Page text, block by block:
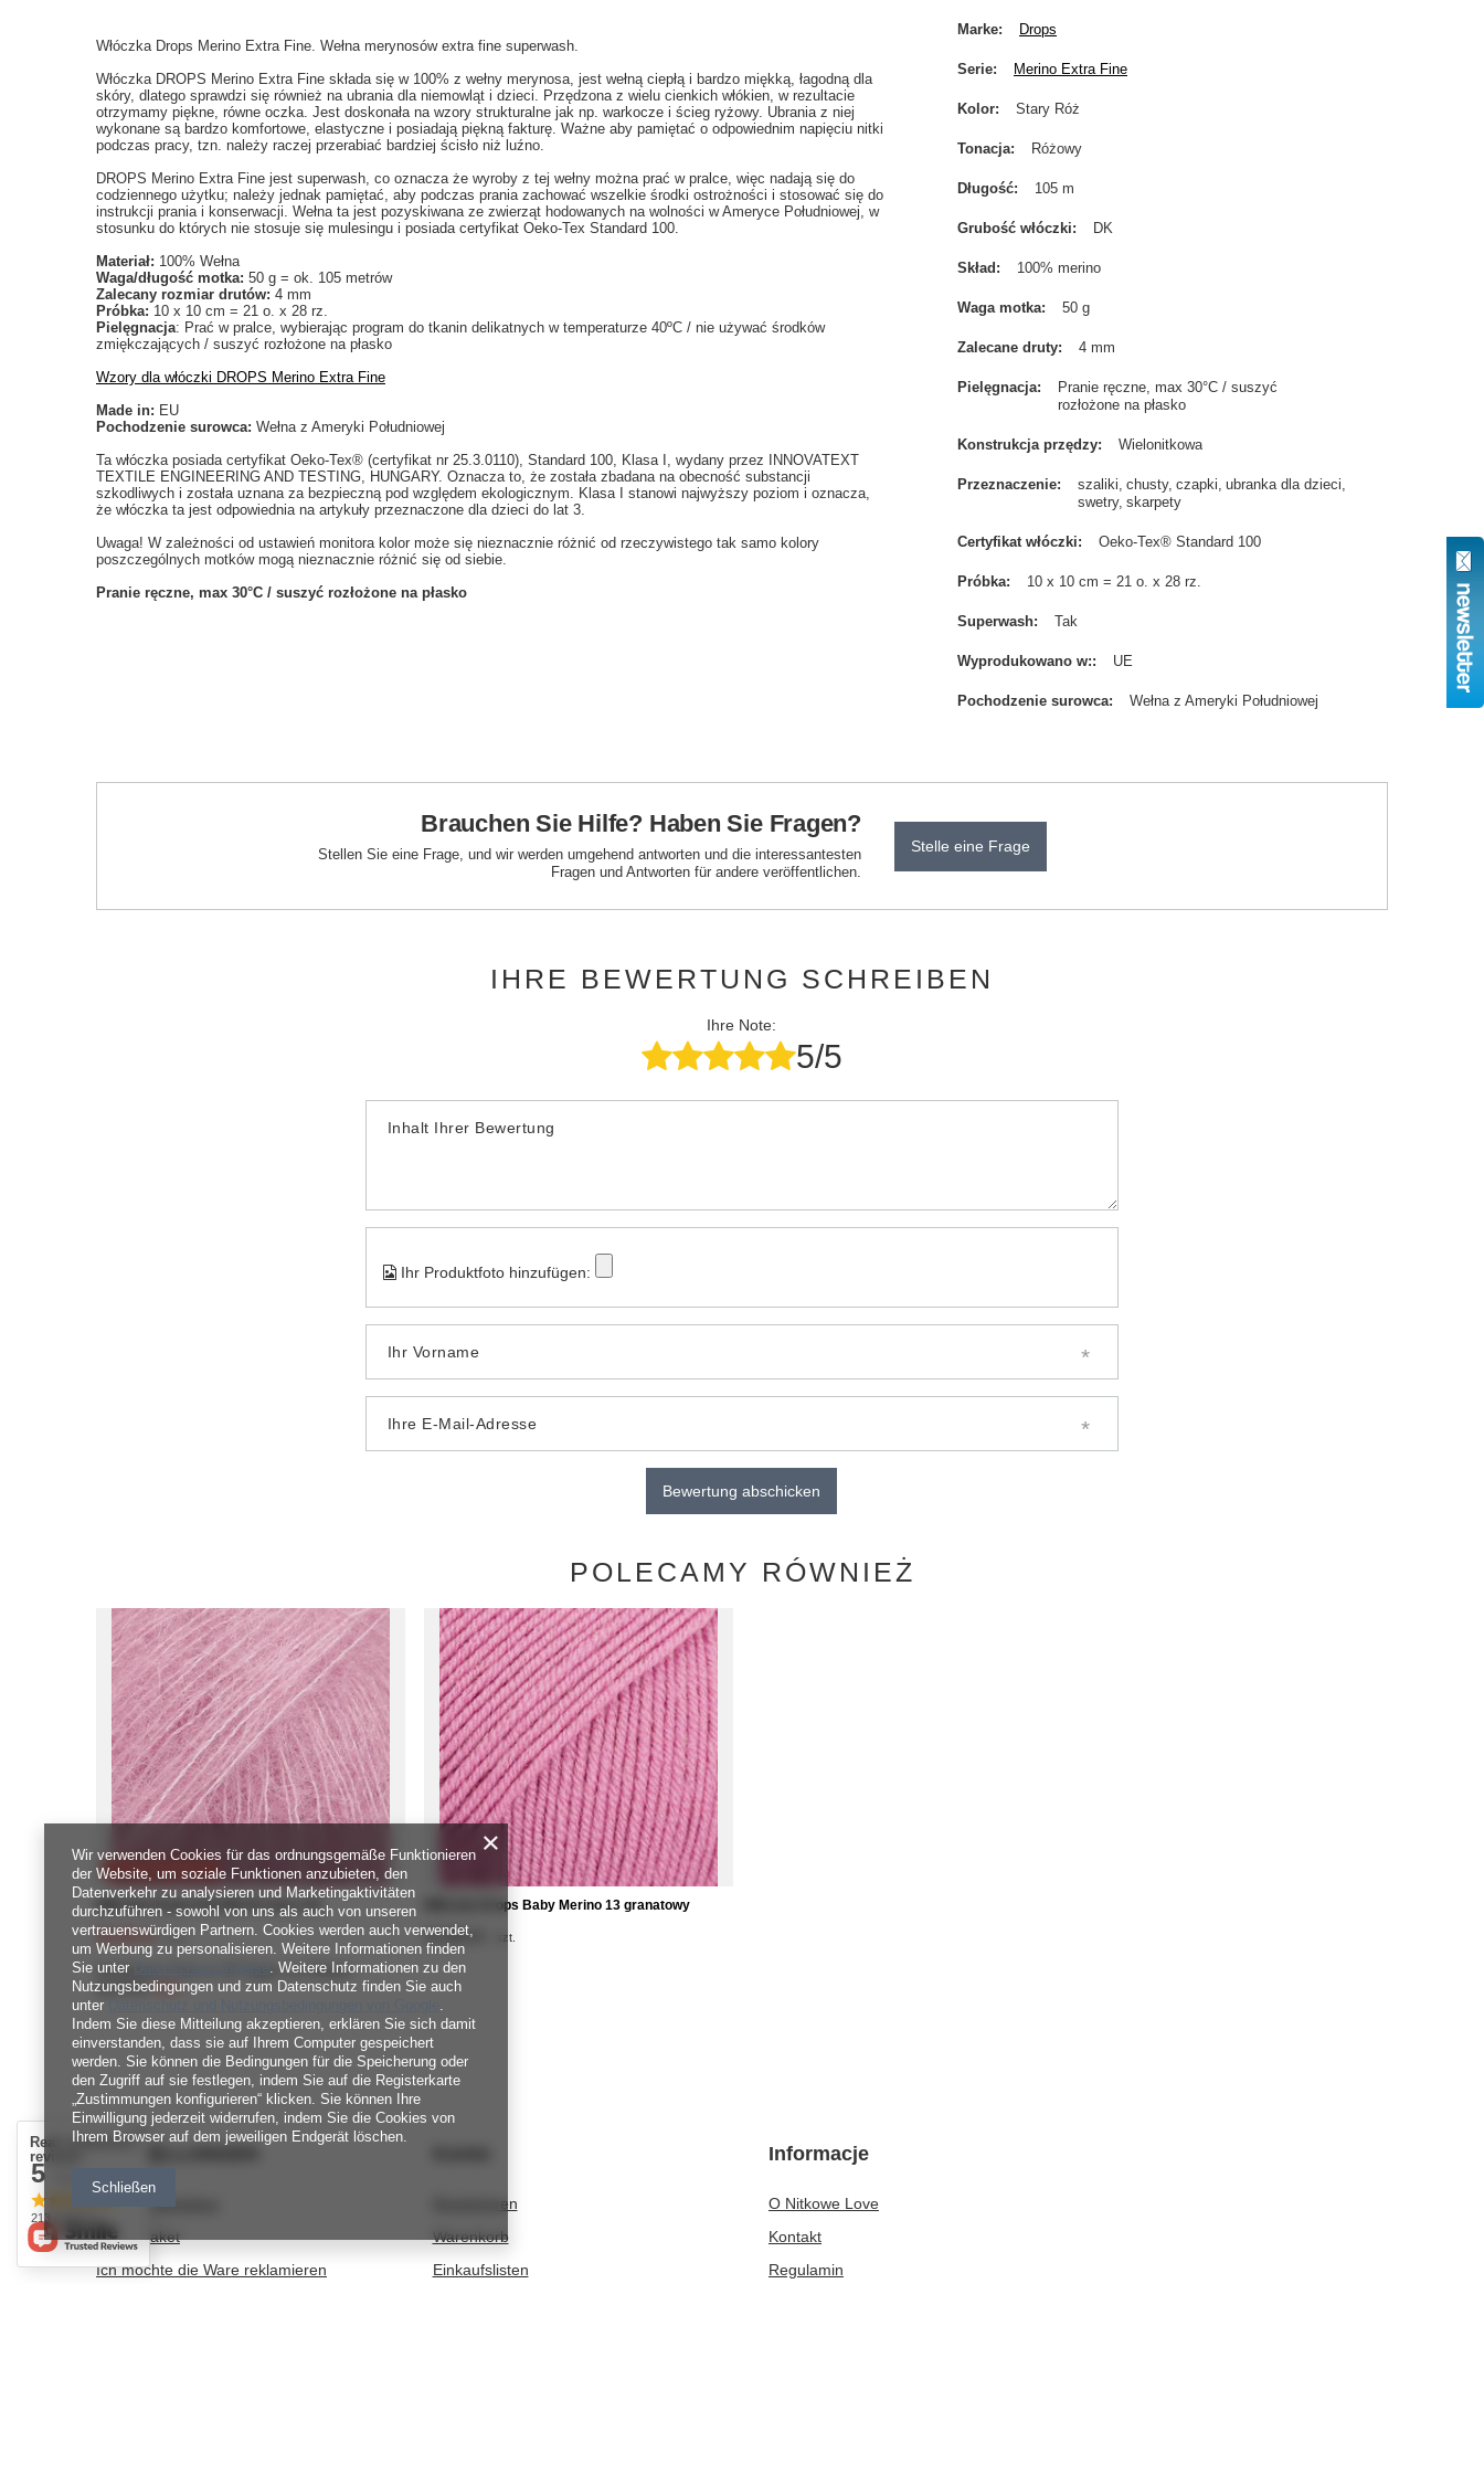
Włóczka Drops Merino Extra Fine. Wełna merynosów extra fine superwash.
Włóczka DROPS Merino Extra Fine składa się w 100% z wełny merynosa, jest wełną ciepłą i bardzo miękką, łagodną dla
skóry, dlatego sprawdzi się również na ubrania dla niemowląt i dzieci. Przędzona z wielu cienkich włókien, w rezultacie
otrzymamy piękne, równe oczka. Jest doskonała na wzory strukturalne jak np. warkocze i ścieg ryżowy. Ubrania z niej
wykonane są bardzo komfortowe, elastyczne i posiadają piękną fakturę. Ważne aby pamiętać o odpowiednim napięciu nitki
podczas pracy, tzn. należy raczej przerabiać bardziej ścisło niż luźno.
DROPS Merino Extra Fine jest superwash, co oznacza że wyroby z tej wełny można prać w pralce, więc nadają się do
codziennego użytku; należy jednak pamiętać, aby podczas prania zachować wszelkie środki ostrożności i stosować się do
instrukcji prania i konserwacji. Wełna ta jest pozyskiwana ze zwierząt hodowanych na wolności w Ameryce Południowej, w
stosunku do których nie stosuje się mulesingu i posiada certyfikat Oeko-Tex Standard 100.
Materiał: 100% Wełna
Waga/długość motka: 50 g = ok. 105 metrów
Zalecany rozmiar drutów: 4 mm
Próbka: 10 x 10 cm = 21 o. x 28 rz.
Pielęgnacja: Prać w pralce, wybierając program do tkanin delikatnych w temperaturze 40ºC / nie używać środków
zmiękczających / suszyć rozłożone na płasko
Wzory dla włóczki DROPS Merino Extra Fine
Made in: EU
Pochodzenie surowca: Wełna z Ameryki Południowej
Ta włóczka posiada certyfikat Oeko-Tex® (certyfikat nr 25.3.0110), Standard 100, Klasa I, wydany przez INNOVATEXT
TEXTILE ENGINEERING AND TESTING, HUNGARY. Oznacza to, że została zbadana na obecność substancji
szkodliwych i została uznana za bezpieczną pod względem ekologicznym. Klasa I stanowi najwyższy poziom i oznacza,
że włóczka ta jest odpowiednia na artykuły przeznaczone dla dzieci do lat 3.
Uwaga! W zależności od ustawień monitora kolor może się nieznacznie różnić od rzeczywistego tak samo kolory
poszczególnych motków mogą nieznacznie różnić się od siebie.
Pranie ręczne, max 30°C / suszyć rozłożone na płasko
Marke Drops
Serie Merino Extra Fine
Kolor Stary Róż
Tonacja Różowy
Długość 105 m
Grubość włóczki DK
Skład 100% merino
Waga motka 50 g
Zalecane druty 4 mm
Pielęgnacja
Pranie ręczne, max 30°C / suszyć
rozłożone na płasko
Konstrukcja przędzy Wielonitkowa
Przeznaczenie szaliki chusty czapki ubranka dla dzieci
swetry skarpety
Certyfikat włóczki Oeko-Tex® Standard 100
Próbka 10 x 10 cm = 21 o. x 28 rz.
Superwash Tak
Wyprodukowano w: UE
Pochodzenie surowca Wełna z Ameryki Południowej
Brauchen Sie Hilfe? Haben Sie Fragen?
Stellen Sie eine Frage, und wir werden umgehend antworten und die interessantesten
Fragen und Antworten für andere veröffentlichen.
Stelle eine Frage
IHRE BEWERTUNG SCHREIBEN
Ihre Note:
5/5
Inhalt Ihrer Bewertung
Ihr Produktfoto hinzufügen:
Ihr Vorname
Ihre E-Mail-Adresse
Bewertung abschicken
POLECAMY RÓWNIEŻ
SONDERANGEBOT
Włóczka Drops Kid-Silk 04 stary róż
15,19 zł / szt.
Niedrigster Preis in 30 Tagen vor Rabatt:
21,70 zł -30%
Włóczka Drops Baby Merino 13 granatowy
17,20 zł szt.
Bestellungsstatus
Track-Paket
Ich möchte die Ware reklamieren
Registrieren
Warenkorb
Einkaufslisten
Informacje
O Nitkowe Love
Kontakt
Regulamin
Real customers
reviews
5
213 reviews
Wir verwenden Cookies für das ordnungsgemäße Funktionieren
der Website, um soziale Funktionen anzubieten, den
Datenverkehr zu analysieren und Marketingaktivitäten
durchzuführen - sowohl von uns als auch von unseren
vertrauenswürdigen Partnern. Cookies werden auch verwendet,
um Werbung zu personalisieren. Weitere Informationen finden
Sie unter Datenschutzhinweise. Weitere Informationen zu den
Nutzungsbedingungen und zum Datenschutz finden Sie auch
unter
.
Indem Sie diese Mitteilung akzeptieren, erklären Sie sich damit
einverstanden, dass sie auf Ihrem Computer gespeichert
werden. Sie können die Bedingungen für die Speicherung oder
den Zugriff auf sie festlegen, indem Sie auf die Registerkarte
„Zustimmungen konfigurieren“ klicken. Sie können Ihre
Einwilligung jederzeit widerrufen, indem Sie die Cookies von
Ihrem Browser auf dem jeweiligen Endgerät löschen.
Schließen